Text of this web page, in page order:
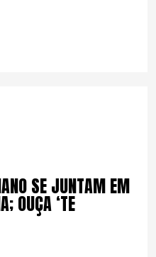
SE JUNTAM EM
OUÇA ‘TE